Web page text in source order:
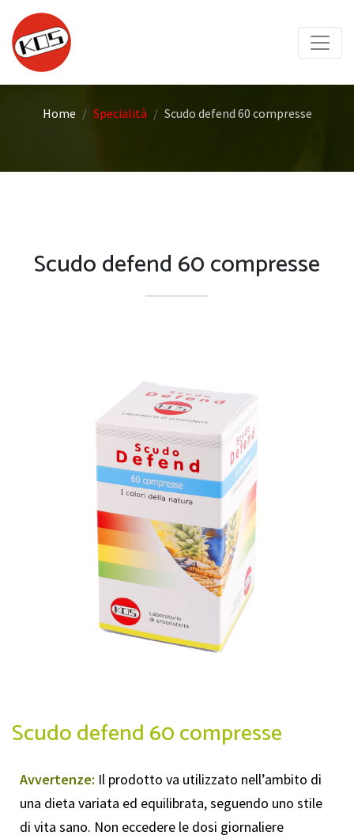
Home Specialità Scudo defend 60 compresse
Scudo defend 60 compresse
Scudo defend 60 compresse
Avvertenze: Il prodotto va utilizzato nell’ambito di
una dieta variata ed equilibrata, seguendo uno stile
di vita sano. Non eccedere le dosi giornaliere